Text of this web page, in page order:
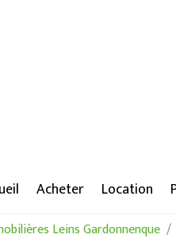
Acheter Location
Leins Gardonnenque